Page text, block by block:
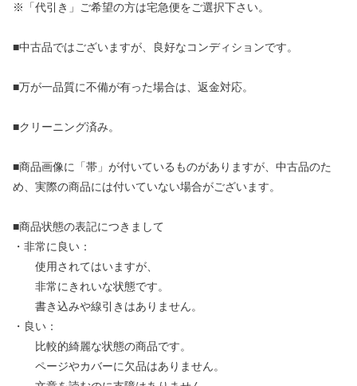
※「代引き」ご希望の方は宅急便をご選択下さい。
■中古品ではございますが、良好なコンディションです。
■万が一品質に不備が有った場合は、返金対応。
■クリーニング済み。
■商品画像に「帯」が付いているものがありますが、中古品のた
め、実際の商品には付いていない場合がございます。
■商品状態の表記につきまして
・非常に良い：
使用されてはいますが、
非常にきれいな状態です。
書き込みや線引きはありません。
・良い：
比較的綺麗な状態の商品です。
ページやカバーに欠品はありません。